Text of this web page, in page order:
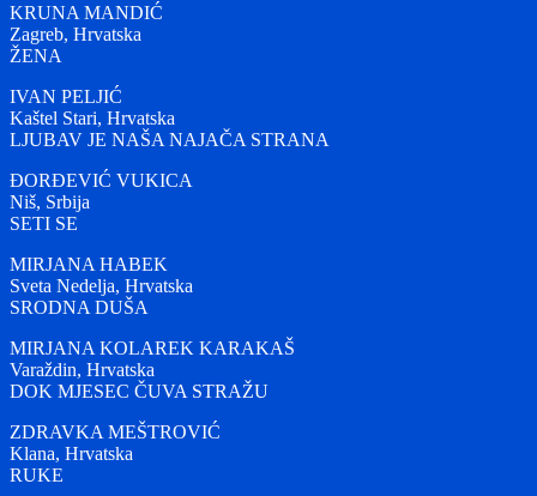
KRUNA MANDIĆ
Zagreb, Hrvatska
ŽENA
IVAN PELJIĆ
Kaštel Stari, Hrvatska
LJUBAV JE NAŠA NAJAČA STRANA
ĐORĐEVIĆ VUKICA
Niš, Srbija
SETI SE
MIRJANA HABEK
Sveta Nedelja, Hrvatska
SRODNA DUŠA
MIRJANA KOLAREK KARAKAŠ
Varaždin, Hrvatska
DOK MJESEC ČUVA STRAŽU
ZDRAVKA MEŠTROVIĆ
Klana, Hrvatska
RUKE